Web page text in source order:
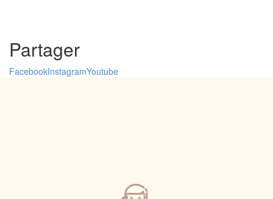
Partager
FacebookInstagramYoutube